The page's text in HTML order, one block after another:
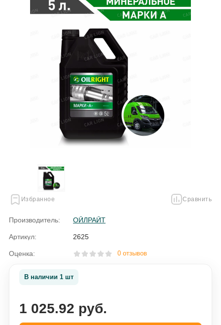
Избранное Сравнить
Производитель: ОЙЛРАЙТ
Артикул: 2625
Оценка: 0 отзывов
В наличии 1 шт
1 025.92 руб.